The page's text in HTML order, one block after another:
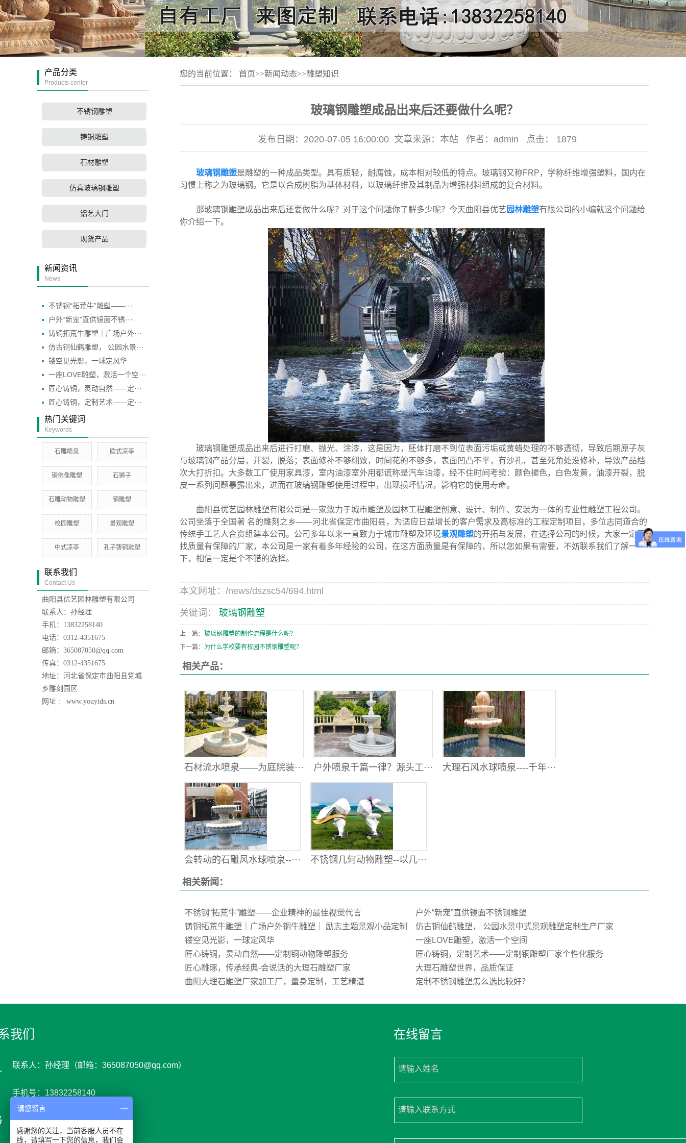
产品分类
Products center
不锈钢雕塑
铸铜雕塑
石材雕塑
仿真玻璃钢雕塑
铝艺大门
现货产品
新闻资讯
News
不锈钢“拓荒牛”雕塑——···
户外“新宠”直供镜面不锈···
铸铜拓荒牛雕塑｜广场户外···
仿古铜仙鹤雕塑， 公园水景···
镂空见光影，一球定风华
一座LOVE雕塑，激活一个空···
匠心铸铜，灵动自然——定···
匠心铸铜，定制艺术——定···
热门关键词
Keywords
石雕喷泉 欧式凉亭
铜佛像雕塑 石狮子
石雕动物雕塑 铜雕塑
校园雕塑 景观雕塑
中式凉亭 孔子铸铜雕塑
联系我们
Contact Us
曲阳县优艺园林雕塑有限公司
联系人：孙经理
手机：13832258140
电话：0312-4351675
邮箱：365087050@qq.com
传真：0312-4351675
地址：河北省保定市曲阳县党城
乡雕刻园区
网址 : www.youyids.cn
您的当前位置： 首页>>新闻动态>>雕塑知识
玻璃钢雕塑成品出来后还要做什么呢？
发布日期： 2020-07-05 16:00:00 文章来源： 本站 作者： admin 点击： 1879
玻璃钢雕塑是雕塑的一种成品类型。具有质轻，耐腐蚀，成本相对较低的特点。玻璃钢又称FRP，学称纤维增强塑料，国内在
习惯上称之为玻璃钢。它是以合成树脂为基体材料，以玻璃纤维及其制品为增强材料组成的复合材料。
那玻璃钢雕塑成品出来后还要做什么呢？对于这个问题你了解多少呢？今天曲阳县优艺 园林雕塑有限公司的小编就这个问题给
你介绍一下。
玻璃钢雕塑成品出来后进行打磨、抛光、涂漆，这是因为，胚体打磨不到位表面污垢或黄蜡处理的不够透彻，导致后期原子灰
与玻璃钢产品分层，开裂，脱落；表面修补不够细致，时间花的不够多，表面凹凸不平，有沙孔，甚至死角处没修补，导致产品档
次大打折扣。大多数工厂使用家具漆，室内油漆室外用都谎称是汽车油漆，经不住时间考验：颜色褪色，白色发黄，油漆开裂，脱
皮一系列问题暴露出来，进而在玻璃钢雕塑使用过程中，出现损坏情况，影响它的使用寿命。
曲阳县优艺园林雕塑有限公司 是一家致力于城市雕塑及园林工程雕塑创意、设计、制作、安装为一体的专业性雕塑工程公司。
公司坐落于全国著 名的雕刻之乡——河北省保定市曲阳县，为适应日益增长的客户需求及高标准的工程定制项目，多位志同道合的
传统手工艺人合资组建本公司。公司多年以来一直致力于城市雕塑及环境景观雕塑的开拓与发展，在选择公司的时候，大家一定要
找质量有保障的厂家，本公司是一家有着多年经验的公司，在这方面质量是有保障的，所以您如果有需要，不妨联系我们了解一
下，相信一定是个不错的选择。
本文网址：/news/dszsc54/694.html
关键词： 玻璃钢雕塑
上一篇： 玻璃钢雕塑的制作流程是什么呢？
下一篇： 为什么学校要有校园不锈钢雕塑呢？
相关产品：
石材流水喷泉——为庭院装··· 户外喷泉千篇一律？源头工··· 大理石风水球喷泉----千年···
会转动的石雕风水球喷泉--··· 不锈钢几何动物雕塑--以几···
相关新闻：
不锈钢“拓荒牛”雕塑——企业精神的最佳视觉代言
户外“新宠”直供镜面不锈钢雕塑
铸铜拓荒牛雕塑｜广场户外铜牛雕塑｜ 励志主题景观小品定制
仿古铜仙鹤雕塑， 公园水景中式景观雕塑定制生产厂家
镂空见光影，一球定风华
一座LOVE雕塑，激活一个空间
匠心铸铜，灵动自然——定制铜动物雕塑服务
匠心铸铜，定制艺术——定制铜雕塑厂家个性化服务
匠心雕琢，传承经典-会说话的大理石雕塑厂家
大理石雕塑世界，品质保证
曲阳大理石雕塑厂家加工厂，量身定制，工艺精湛
定制不锈钢雕塑怎么选比较好？
我们
联系人：孙经理（邮箱：365087050@qq.com）
手机号：13832258140
网 址 : www.youyids.cn
在线留言
请输入姓名
请输入联系方式
请您留言
感谢您的关注，当前客服人员不在
线，请填写一下您的信息，我们会